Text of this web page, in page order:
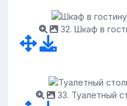
32. Шкаф в
33. Туалетный